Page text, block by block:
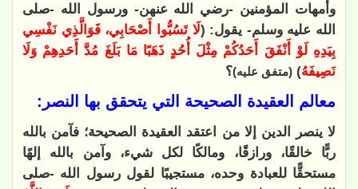
وأمهات المؤمنين -رضي الله عنهن- ورسول الله -صلى
الله عليه وسلم- يقول: (لَا تَسُبُّوا أَصْحَابِي، فَوَالَّذِي نَفْسِي
بِيَدِهِ لَوْ أَنْفَقَ أَحَدُكُمْ مِثْلَ أُحُدٍ ذَهَبًا مَا بَلَغَ مُدَّ أَحَدِهِمْ وَلَا
نَصِيفَهُ) (متفق عليه)؟
معالم العقيدة الصحيحة التي يتحقق بها النصر:
لا ينصر الدين إلا من اعتقد العقيدة الصحيحة؛ فآمن بالله
ربًّا خالقًا، ورازقًا، ومالكًا لكل شيء، وآمن بالله إلهًا
مستحقًّا للعبادة وحده، مستجيبًا لقول رسول الله -صلى